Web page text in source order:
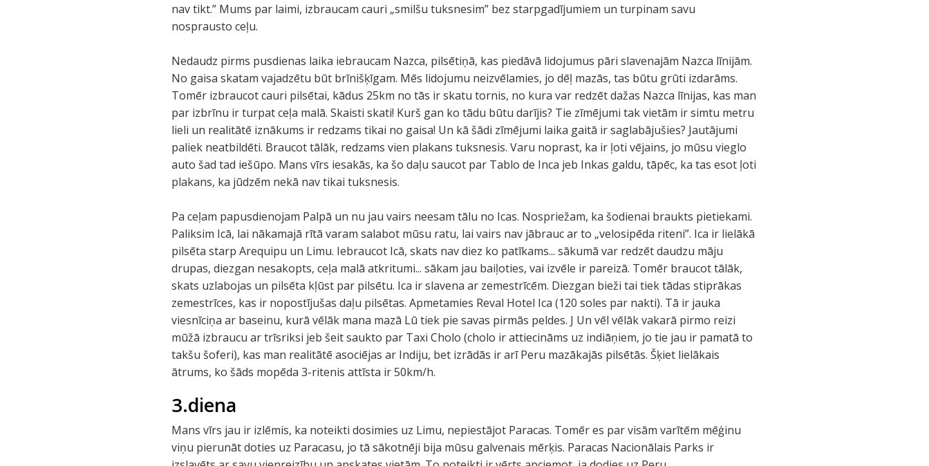
nav tikt.” Mums par laimi, izbraucam cauri „smilšu tuksnesim” bez starpgadījumiem un turpinam savu
nosprausto ceļu.
Nedaudz pirms pusdienas laika iebraucam Nazca, pilsētiņā, kas piedāvā lidojumus pāri slavenajām Nazca līnijām.
No gaisa skatam vajadzētu būt brīnišķīgam. Mēs lidojumu neizvēlamies, jo dēļ mazās, tas būtu grūti izdarāms.
Tomēr izbraucot cauri pilsētai, kādus 25km no tās ir skatu tornis, no kura var redzēt dažas Nazca līnijas, kas man
par izbrīnu ir turpat ceļa malā. Skaisti skati! Kurš gan ko tādu būtu darījis? Tie zīmējumi tak vietām ir simtu metru
lieli un realitātē iznākums ir redzams tikai no gaisa! Un kā šādi zīmējumi laika gaitā ir saglabājušies? Jautājumi
paliek neatbildēti. Braucot tālāk, redzams vien plakans tuksnesis. Varu noprast, ka ir ļoti vējains, jo mūsu vieglo
auto šad tad iešūpo. Mans vīrs iesakās, ka šo daļu saucot par Tablo de Inca jeb Inkas galdu, tāpēc, ka tas esot ļoti
plakans, ka jūdzēm nekā nav tikai tuksnesis.
Pa ceļam papusdienojam Palpā un nu jau vairs neesam tālu no Icas. Nospriežam, ka šodienai braukts pietiekami.
Paliksim Icā, lai nākamajā rītā varam salabot mūsu ratu, lai vairs nav jābrauc ar to „velosipēda riteni”. Ica ir lielākā
pilsēta starp Arequipu un Limu. Iebraucot Icā, skats nav diez ko patīkams... sākumā var redzēt daudzu māju
drupas, diezgan nesakopts, ceļa malā atkritumi... sākam jau baiļoties, vai izvēle ir pareizā. Tomēr braucot tālāk,
skats uzlabojas un pilsēta kļūst par pilsētu. Ica ir slavena ar zemestrīcēm. Diezgan bieži tai tiek tādas stiprākas
zemestrīces, kas ir nopostījušas daļu pilsētas. Apmetamies Reval Hotel Ica (120 soles par nakti). Tā ir jauka
viesnīciņa ar baseinu, kurā vēlāk mana mazā Lū tiek pie savas pirmās peldes. J Un vēl vēlāk vakarā pirmo reizi
mūžā izbraucu ar trīsriksi jeb šeit saukto par Taxi Cholo (cholo ir attiecināms uz indiāņiem, jo tie jau ir pamatā to
takšu šoferi), kas man realitātē asociējas ar Indiju, bet izrādās ir arī Peru mazākajās pilsētās. Šķiet lielākais
ātrums, ko šāds mopēda 3-ritenis attīsta ir 50km/h.
3.diena
Mans vīrs jau ir izlēmis, ka noteikti dosimies uz Limu, nepiestājot Paracas. Tomēr es par visām varītēm mēģinu
viņu pierunāt doties uz Paracasu, jo tā sākotnēji bija mūsu galvenais mērķis. Paracas Nacionālais Parks ir